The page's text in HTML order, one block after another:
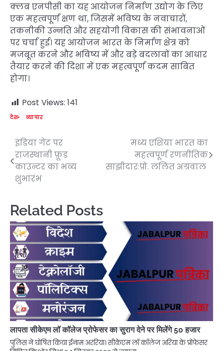
क्लब एनपीसी का यह आयोजन निर्माण उद्योग के लिए
एक महत्वपूर्ण क्षण था, जिसमें भविष्य के नवाचारों,
तकनीकी उन्नति और सहयोगी विकास की संभावनाओं
पर चर्चा हुई। यह आयोजन भारत के निर्माण क्षेत्र को
मजबूत करने और भविष्य में और बड़े बदलावों का आधार
तैयार करने की दिशा में एक महत्वपूर्ण कदम साबित
होगा।
Post Views: 141
देश व्यापार
Post
navigation
इंडिया गेट पर
राजस्थानी फ़ूड
काउन्टर का भव्य
शुभारंभ
मध्य एशिया भारत का
महत्वपूर्ण रणनीतिक
साझीदार:प्रो. ललित अग्रवाल
Related Posts
लापता सीकेएम लॉ कॉलेज प्रोफेसर का सुराग देने पर मिलेंगे 50 हजार
पुलिस ने घोषित किया ईनाम अररिया। सीकेएम लॉ कॉलेज अरिया के प्रोफेसर